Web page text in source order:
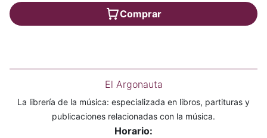
Comprar
El Argonauta
La librería de la música: especializada en libros, partituras y
publicaciones relacionadas con la música.
Horario: